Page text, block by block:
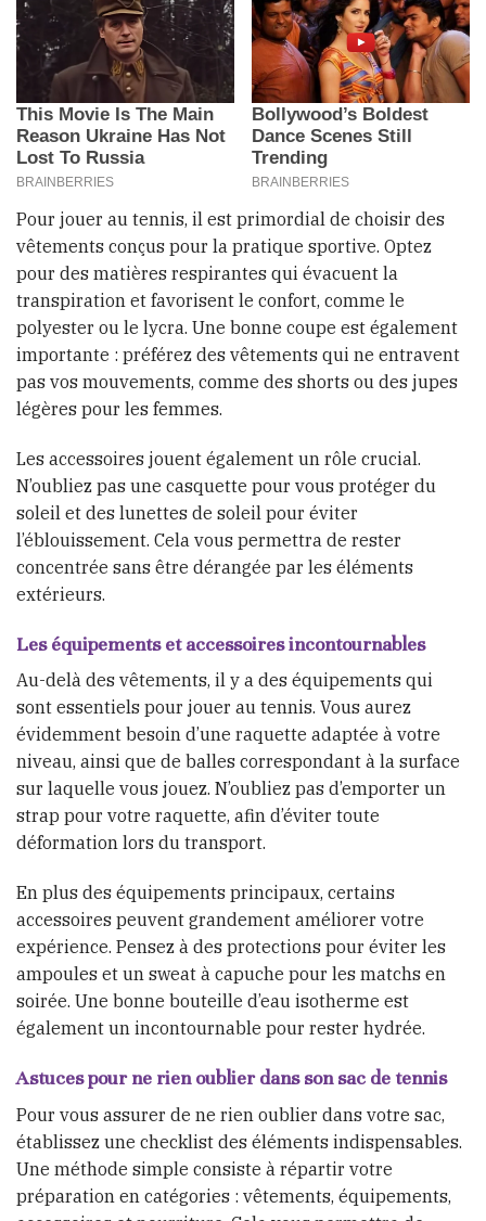
Pour jouer au tennis, il est primordial de choisir des
vêtements conçus pour la pratique sportive. Optez
pour des matières respirantes qui évacuent la
transpiration et favorisent le confort, comme le
polyester ou le lycra. Une bonne coupe est également
importante : préférez des vêtements qui ne entravent
pas vos mouvements, comme des shorts ou des jupes
légères pour les femmes.
Les accessoires jouent également un rôle crucial.
N’oubliez pas une casquette pour vous protéger du
soleil et des lunettes de soleil pour éviter
l’éblouissement. Cela vous permettra de rester
concentrée sans être dérangée par les éléments
extérieurs.
Les équipements et accessoires incontournables
Au-delà des vêtements, il y a des équipements qui
sont essentiels pour jouer au tennis. Vous aurez
évidemment besoin d’une raquette adaptée à votre
niveau, ainsi que de balles correspondant à la surface
sur laquelle vous jouez. N’oubliez pas d’emporter un
strap pour votre raquette, afin d’éviter toute
déformation lors du transport.
En plus des équipements principaux, certains
accessoires peuvent grandement améliorer votre
expérience. Pensez à des protections pour éviter les
ampoules et un sweat à capuche pour les matchs en
soirée. Une bonne bouteille d’eau isotherme est
également un incontournable pour rester hydrée.
Astuces pour ne rien oublier dans son sac de tennis
Pour vous assurer de ne rien oublier dans votre sac,
établissez une checklist des éléments indispensables.
Une méthode simple consiste à répartir votre
préparation en catégories : vêtements, équipements,